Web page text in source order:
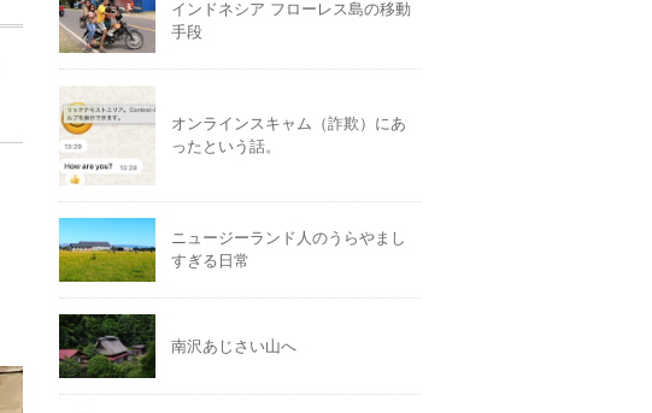
インドネシア フローレス島の移動
手段
オンラインスキャム（詐欺）にあ
ったという話。
ニュージーランド人のうらやまし
すぎる日常
南沢あじさい山へ